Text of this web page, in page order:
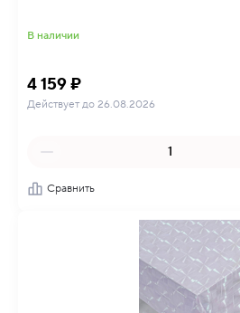
В наличии
4 159 ₽
Действует до 26.08.2026
Сравнить